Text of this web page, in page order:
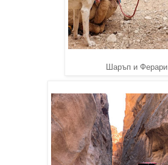
Шаръп и Ферари